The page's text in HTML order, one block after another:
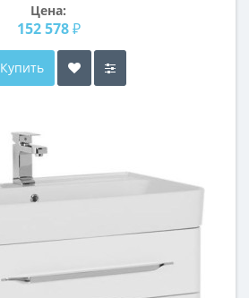
Цена:
152 578 ₽
Купить